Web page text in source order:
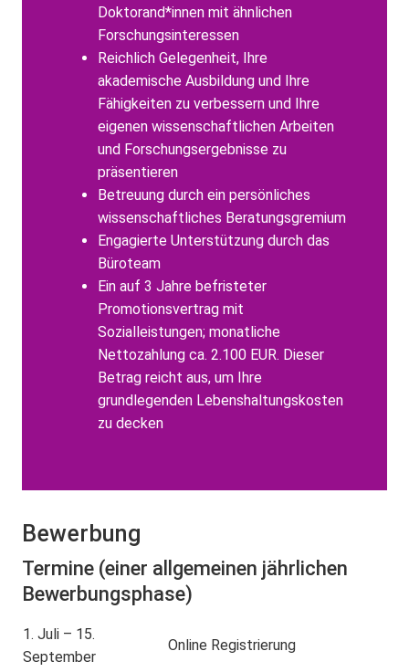
Doktorand*innen mit ähnlichen
Forschungsinteressen
Reichlich Gelegenheit, Ihre
akademische Ausbildung und Ihre
Fähigkeiten zu verbessern und Ihre
eigenen wissenschaftlichen Arbeiten
und Forschungsergebnisse zu
präsentieren
Betreuung durch ein persönliches
wissenschaftliches Beratungsgremium
Engagierte Unterstützung durch das
Büroteam
Ein auf 3 Jahre befristeter
Promotionsvertrag mit
Sozialleistungen; monatliche
Nettozahlung ca. 2.100 EUR. Dieser
Betrag reicht aus, um Ihre
grundlegenden Lebenshaltungskosten
zu decken
Bewerbung
Termine (einer allgemeinen jährlichen
Bewerbungsphase)
1. Juli – 15.
September
Online Registrierung